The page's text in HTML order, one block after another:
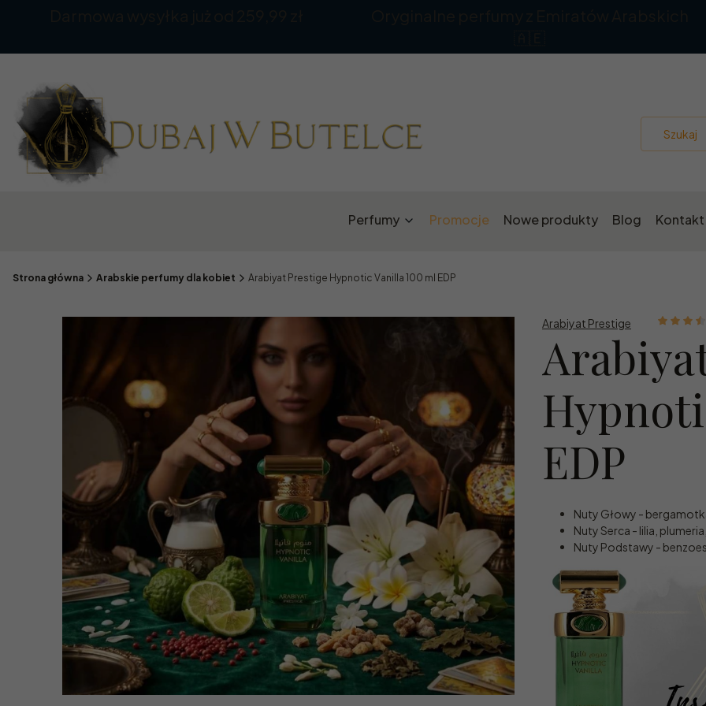
Perfumy Promocje Nowe produkty Blog Kontakt
Strona główna Arabskie perfumy dla kobiet Arabiyat Prestige Hypnotic Vanilla 100 ml EDP
Arabiyat Prestige
EDP
Nuty Głowy -
Nuty Serca - lilia,
Nuty Podstawy -